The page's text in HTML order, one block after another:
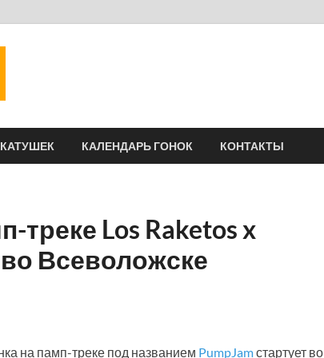
КАЛЕНДАРЬ ГОНОК КОНТАКТЫ
треке Los Raketos x
во Всеволожске
на памп-треке под названием PumpJamстартует во